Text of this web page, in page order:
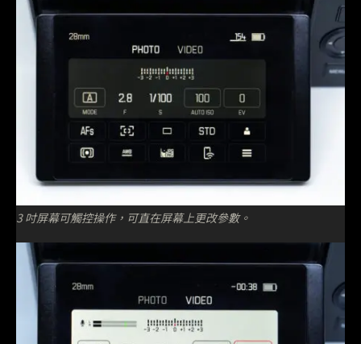
3 吋屏幕可觸控操作，可直在屏幕上更改參數。